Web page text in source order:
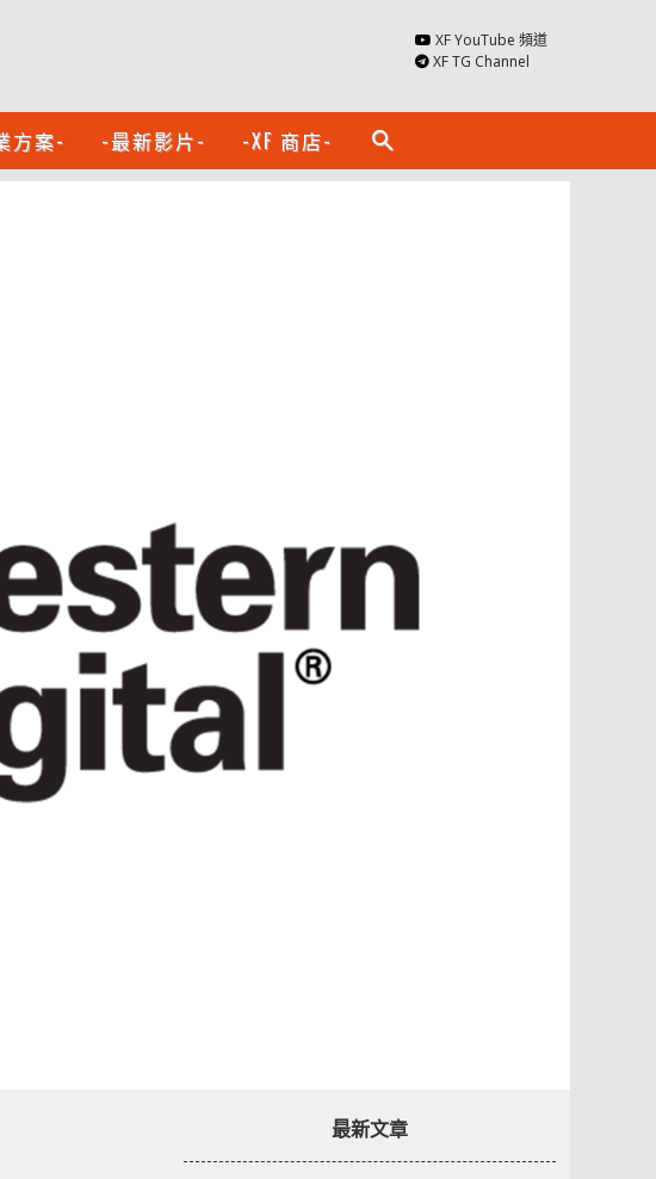
XF YouTube 頻道
XF TG Channel
方案- -最新影片- -XF 商店- search
最新文章